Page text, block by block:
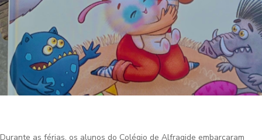
Durante as férias, os alunos do Colégio de Alfragide embarcaram